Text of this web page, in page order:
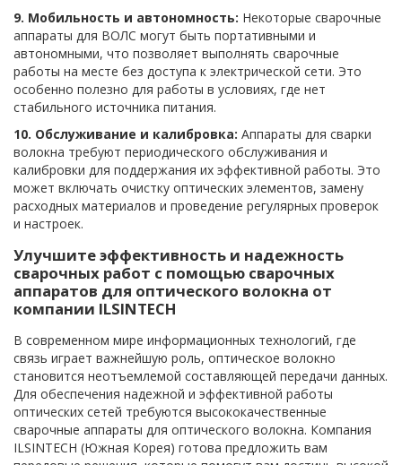
9. Мобильность и автономность: Некоторые сварочные
аппараты для ВОЛС могут быть портативными и
автономными, что позволяет выполнять сварочные
работы на месте без доступа к электрической сети. Это
особенно полезно для работы в условиях, где нет
стабильного источника питания.
10. Обслуживание и калибровка: Аппараты для сварки
волокна требуют периодического обслуживания и
калибровки для поддержания их эффективной работы. Это
может включать очистку оптических элементов, замену
расходных материалов и проведение регулярных проверок
и настроек.
Улучшите эффективность и надежность
сварочных работ с помощью сварочных
аппаратов для оптического волокна от
компании ILSINTECH
В современном мире информационных технологий, где
связь играет важнейшую роль, оптическое волокно
становится неотъемлемой составляющей передачи данных.
Для обеспечения надежной и эффективной работы
оптических сетей требуются высококачественные
сварочные аппараты для оптического волокна. Компания
ILSINTECH (Южная Корея) готова предложить вам